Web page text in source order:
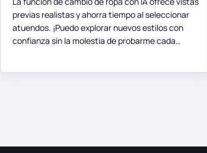
previas realistas y ahorra tiempo al seleccionar
atuendos. ¡Puedo explorar nuevos estilos con
confianza sin la molestia de probarme cada